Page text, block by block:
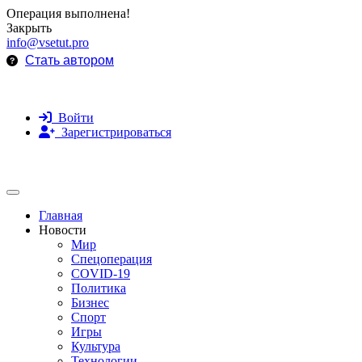
Операция выполнена!
Закрыть
info@vsetut.pro
Стать автором
Войти
Зарегистрироваться
Toggle navigation
Главная
Новости
Мир
Спецоперация
COVID-19
Политика
Бизнес
Спорт
Игры
Культура